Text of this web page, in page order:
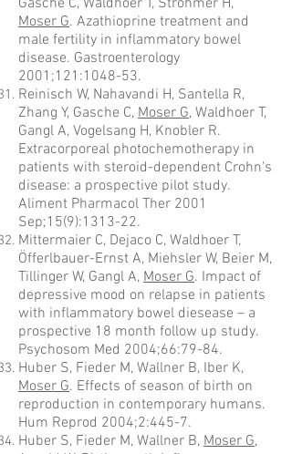
Gasche C, Waldhoer T, Strohmer H,
Moser G. Azathioprine treatment and
male fertility in inflammatory bowel
disease. Gastroenterology
2001;121:1048-53.
Reinisch W, Nahavandi H, Santella R,
Zhang Y, Gasche C, Moser G, Waldhoer T,
Gangl A, Vogelsang H, Knobler R.
Extracorporeal photochemotherapy in
patients with steroid-dependent Crohn's
disease: a prospective pilot study.
Aliment Pharmacol Ther 2001
Sep;15(9):1313-22.
Mittermaier C, Dejaco C, Waldhoer T,
Öfferlbauer-Ernst A, Miehsler W, Beier M,
Tillinger W, Gangl A, Moser G. Impact of
depressive mood on relapse in patients
with inflammatory bowel diesease – a
prospective 18 month follow up study.
Psychosom Med 2004;66:79-84.
Huber S, Fieder M, Wallner B, Iber K,
Moser G. Effects of season of birth on
reproduction in contemporary humans.
Hum Reprod 2004;2:445-7.
Huber S, Fieder M, Wallner B, Moser G,